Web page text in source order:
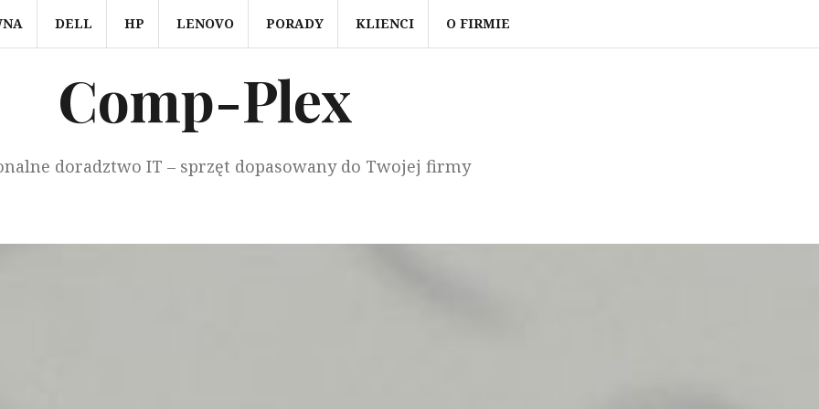
DELL HP LENOVO PORADY KLIENCI O FIRMIE
Comp-Plex
doradztwo IT – sprzęt dopasowany do Twojej firmy